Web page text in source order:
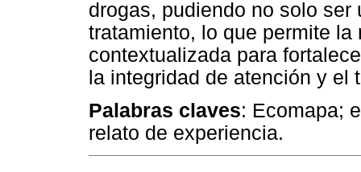
drogas, pudiendo no solo
tratamiento, lo que permite
contextualizada para
la integridad de atención y el
Palabras claves: Ecomapa;
relato de experiencia.